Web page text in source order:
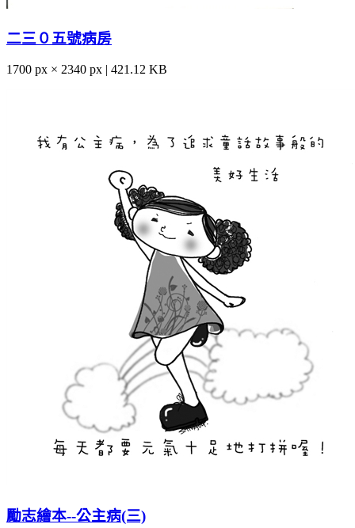
二三０五號病房
1700 px × 2340 px | 421.12 KB
勵志繪本--公主病(三)